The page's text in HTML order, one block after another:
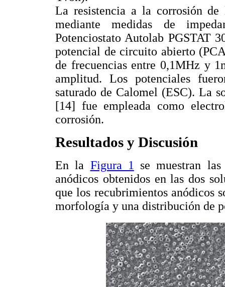
La resistencia a la corrosión de
mediante medidas de
Potenciostato Autolab PGSTAT
potencial de circuito abierto
de frecuencias entre 0,1MHz y
amplitud. Los potenciales
saturado de Calomel (ESC). La
[14] fue empleada como
corrosión.
Resultados y Discusión
En la Figura 1
se muestran
anódicos obtenidos en las dos
que los recubrimientos anódicos
morfología y una distribución de